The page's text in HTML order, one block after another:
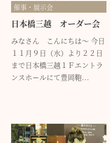
催事・展示会
日本橋三越 オーダー会
みなさん こんにちは～ 今日
１１月９日（水）より２２日
まで日本橋三越１Ｆエントラ
ンスホールにて豊岡鞄...